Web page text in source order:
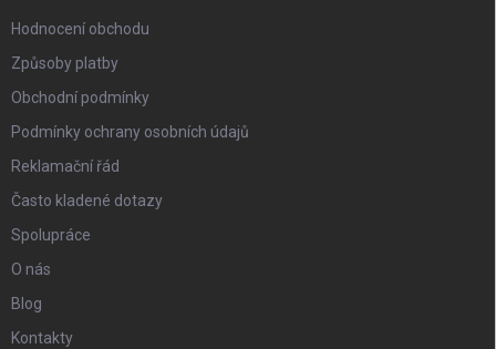
Hodnocení obchodu
Způsoby platby
Obchodní podmínky
Podmínky ochrany osobních údajů
Reklamační řád
Často kladené dotazy
Spolupráce
O nás
Blog
Kontakty